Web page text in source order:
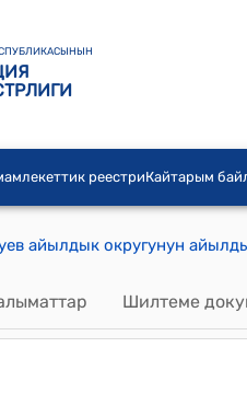
реестриКайтарым
Шилтеме